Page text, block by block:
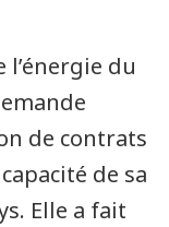
l’énergie du
de contrats
de sa
Elle a fait